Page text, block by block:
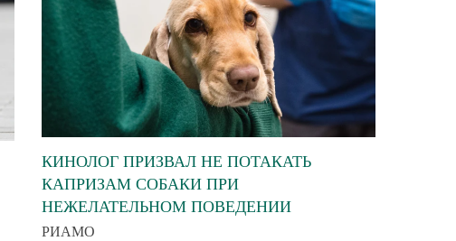
КИНОЛОГ ПРИЗВАЛ НЕ ПОТАКАТЬ
КАПРИЗАМ СОБАКИ ПРИ
НЕЖЕЛАТЕЛЬНОМ ПОВЕДЕНИИ
РИАМО